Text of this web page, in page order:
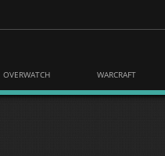
OVERWATCH WARCRAFT